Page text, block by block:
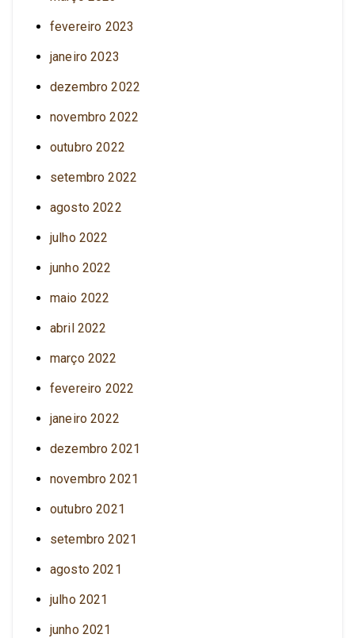
fevereiro 2023
janeiro 2023
dezembro 2022
novembro 2022
outubro 2022
setembro 2022
agosto 2022
julho 2022
junho 2022
maio 2022
abril 2022
março 2022
fevereiro 2022
janeiro 2022
dezembro 2021
novembro 2021
outubro 2021
setembro 2021
agosto 2021
julho 2021
junho 2021